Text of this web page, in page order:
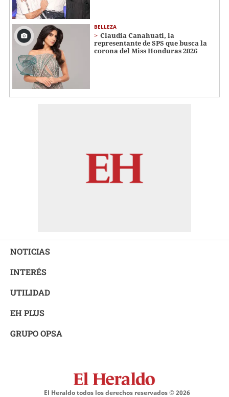
BELLEZA
Claudia Canahuati, la
representante de SPS que busca la
corona del Miss Honduras 2026
NOTICIAS
INTERÉS
UTILIDAD
EH PLUS
GRUPO OPSA
El Heraldo todos los derechos reservados ©2026